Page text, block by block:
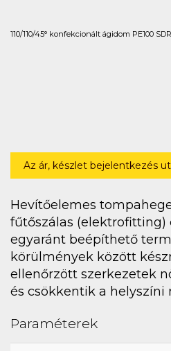
110/110/45° konfekcionált ágidom PE100
Az ár, készlet bejelentkezés
Hevítőelemes
fűtőszálas (elektrofitting)
egyaránt beépíthető
körülmények között
ellenőrzött szerkezetek
és csökkentik a helyszíni
Paraméterek